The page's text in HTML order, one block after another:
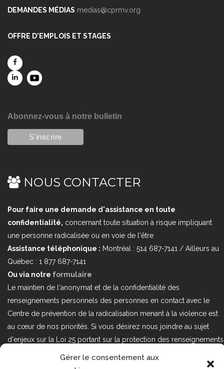
Gérer le consentement aux
DEMANDES MÉDIAS medias@cprmv.org
OFFRE D'EMPLOIS ET STAGES
Abonnez-vous à notre bulletin
NOUS CONTACTER
Pour faire une demande d'assistance en toute
confidentialité, concernant toute situation à risque impliquant
une personne radicalisée ou en voie de l'être
Assistance téléphonique : Montréal : 514 687-7141 / Ailleurs au
Québec : 1 877 687-7141
Ou via notre formulaire
Le maintien de l'anonymat et de la confidentialité des
renseignements personnels des personnes en contact avec le
Centre de prévention de la radicalisation menant à la violence est
au cœur de nos priorités. Si vous désirez nous joindre au sujet
d'enjeux sur la Loi 25 portant sur la protection des renseignements
personnels dans le secteur privé, veuillez communiquer avec
nous à l'adresse courriel suivant : loi25@cprmv.org Pour en savoir